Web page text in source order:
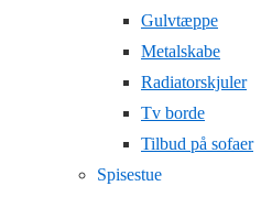
Gulvtæppe
Metalskabe
Radiatorskjuler
Tv borde
Tilbud på sofaer
Spisestue